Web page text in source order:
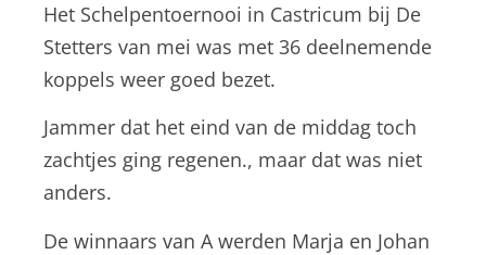
Het Schelpentoernooi in Castricum bij De
Stetters van mei was met 36 deelnemende
koppels weer goed bezet.
Jammer dat het eind van de middag toch
zachtjes ging regenen., maar dat was niet
anders.
De winnaars van A werden Marja en Johan